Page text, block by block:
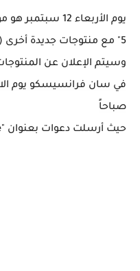
5" مع منتوجات جديدة أخرى (iPad Mini , iPod Touch)
وسيتم الإعلان عن
في سان فرانسيسكو
صباحاً
حيث أرسلت دعوات بعنوان "It's almost here"